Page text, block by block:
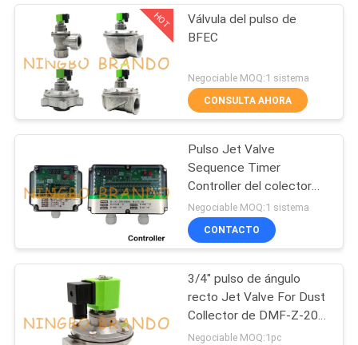
CONTROL
DE
CALIDAD
CONTACTA
CON
NOSOTROS
UNA CITA
COMPANY
Neumático de la
válvula solenoide
Bobina de la válvula
electromagnética
1071
HOT
Válvula del pulso de
BFEC
Negociable MOQ:1 sistema
CONSULTA AHORA
Pulso Jet Valve
Sequence Timer
Controller del colector
de polvo
Negociable MOQ:1 sistema
CONTACTO
3/4" pulso de ángulo
recto Jet Valve For Dust
Collector de DMF-Z-20
BFEC
Negociable MOQ:1pc